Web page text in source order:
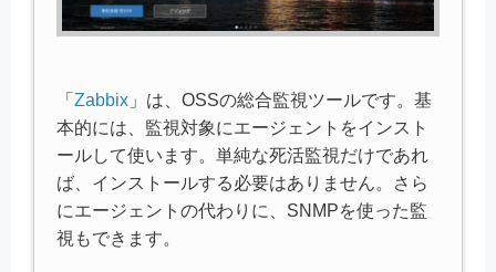
「 Zabbix 」は、OSSの総合監視ツールです。基
本的には、監視対象にエージェントをインスト
ールして使います。単純な死活監視だけであれ
ば、インストールする必要はありません。さら
にエージェントの代わりに、SNMPを使った監
視もできます。